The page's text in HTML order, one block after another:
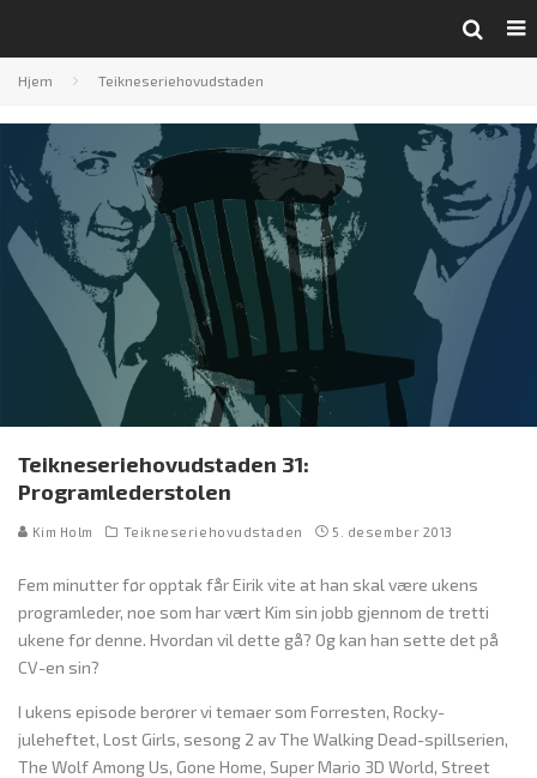
Hjem Teikneseriehovudstaden
Teikneseriehovudstaden 31:
Programlederstolen
Kim Holm Teikneseriehovudstaden 5. desember 2013
Fem minutter før opptak får Eirik vite at han skal være ukens
programleder, noe som har vært Kim sin jobb gjennom de tretti
ukene før denne. Hvordan vil dette gå? Og kan han sette det på
CV-en sin?
I ukens episode berører vi temaer som Forresten, Rocky-
juleheftet, Lost Girls, sesong 2 av The Walking Dead-spillserien,
The Wolf Among Us, Gone Home, Super Mario 3D World, Street